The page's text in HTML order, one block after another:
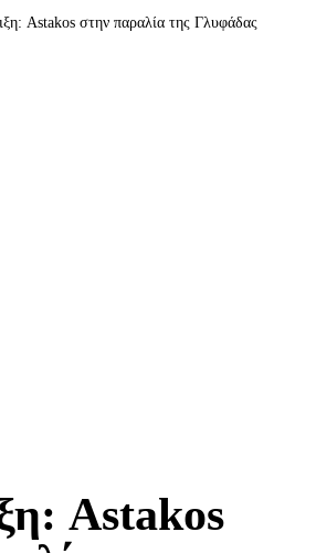
Astakos στην παραλία της Γλυφάδας
Astakos